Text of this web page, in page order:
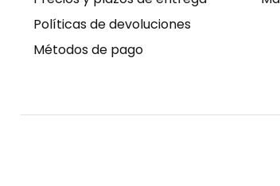
Políticas de devoluciones
Métodos de pago